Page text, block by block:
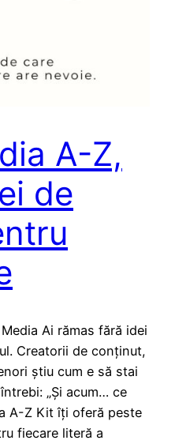
A-Z,
de
Ai rămas fără idei
Creatorii de conținut,
știu cum e să stai
„Și acum… ce
A-Z Kit îți oferă peste
fiecare literă a